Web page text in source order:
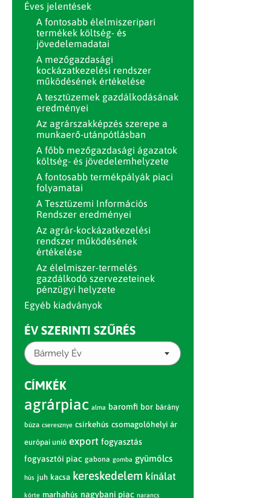
Éves jelentések
A fontosabb élelmiszeripari
termékek költség- és
jövedelemadatai
A mezőgazdasági
kockázatkezelési rendszer
működésének értékelése
A tesztüzemek gazdálkodásának
eredményei
Az agrárszakképzés szerepe a
munkaerő-utánpótlásban
A főbb mezőgazdasági ágazatok
költség- és jövedelemhelyzete
A fontosabb termékpályák piaci
folyamatai
A Tesztüzemi Információs
Rendszer eredményei
Az agrár-kockázatkezelési
rendszer működésének
értékelése
Az élelmiszer-termelés
gazdálkodó szervezeteinek
pénzügyi helyzete
Egyéb kiadványok
ÉV SZERINTI SZŰRÉS
Bármely Év
CÍMKÉK
agrárpiac alma baromfi bor bárány
búza cseresznye csirkehús csomagolóhelyi ár
európai unió export fogyasztás
fogyasztói piac gabona gomba gyümölcs
hús juh kacsa kereskedelem kínálat
körte marhahús nagybani piac narancs